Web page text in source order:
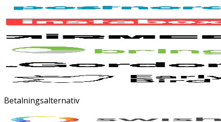
Betalningsalternativ